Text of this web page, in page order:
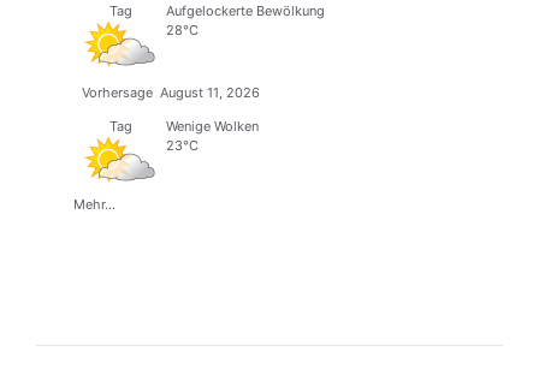
Tag
Aufgelockerte Bewölkung
28°C
Vorhersage August 11, 2026
Tag
Wenige Wolken
23°C
Mehr...